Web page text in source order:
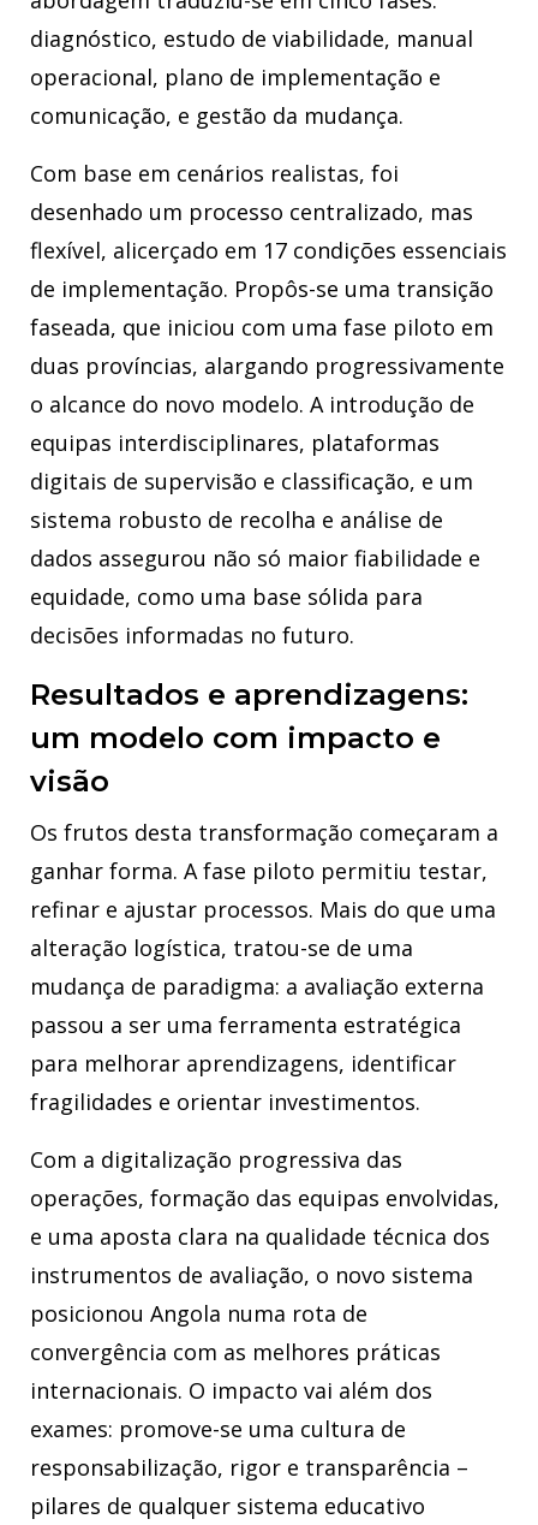
diagnóstico, estudo de viabilidade, manual
operacional, plano de implementação e
comunicação, e gestão da mudança.
Com base em cenários realistas, foi
desenhado um processo centralizado, mas
flexível, alicerçado em 17 condições essenciais
de implementação. Propôs-se uma transição
faseada, que iniciou com uma fase piloto em
duas províncias, alargando progressivamente
o alcance do novo modelo. A introdução de
equipas interdisciplinares, plataformas
digitais de supervisão e classificação, e um
sistema robusto de recolha e análise de
dados assegurou não só maior fiabilidade e
equidade, como uma base sólida para
decisões informadas no futuro.
Resultados e aprendizagens:
um modelo com impacto e
visão
Os frutos desta transformação começaram a
ganhar forma. A fase piloto permitiu testar,
refinar e ajustar processos. Mais do que uma
alteração logística, tratou-se de uma
mudança de paradigma: a avaliação externa
passou a ser uma ferramenta estratégica
para melhorar aprendizagens, identificar
fragilidades e orientar investimentos.
Com a digitalização progressiva das
operações, formação das equipas envolvidas,
e uma aposta clara na qualidade técnica dos
instrumentos de avaliação, o novo sistema
posicionou Angola numa rota de
convergência com as melhores práticas
internacionais. O impacto vai além dos
exames: promove-se uma cultura de
responsabilização, rigor e transparência –
pilares de qualquer sistema educativo